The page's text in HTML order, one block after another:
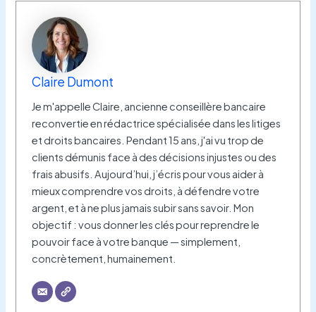
Claire Dumont
Je m'appelle Claire, ancienne conseillère bancaire
reconvertie en rédactrice spécialisée dans les litiges
et droits bancaires. Pendant 15 ans, j'ai vu trop de
clients démunis face à des décisions injustes ou des
frais abusifs. Aujourd’hui, j’écris pour vous aider à
mieux comprendre vos droits, à défendre votre
argent, et à ne plus jamais subir sans savoir. Mon
objectif : vous donner les clés pour reprendre le
pouvoir face à votre banque — simplement,
concrètement, humainement.